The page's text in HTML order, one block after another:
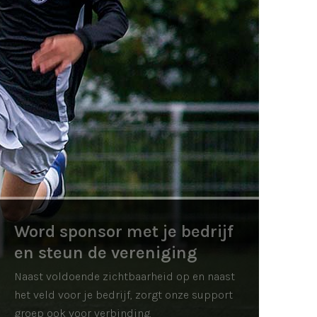
Word sponsor met je bedrijf
en steun de vereniging
Naast voldoende zichtbaarheid op en naast
het veld voor je bedrijf, zorgt onze support
groep ook voor verbinding.